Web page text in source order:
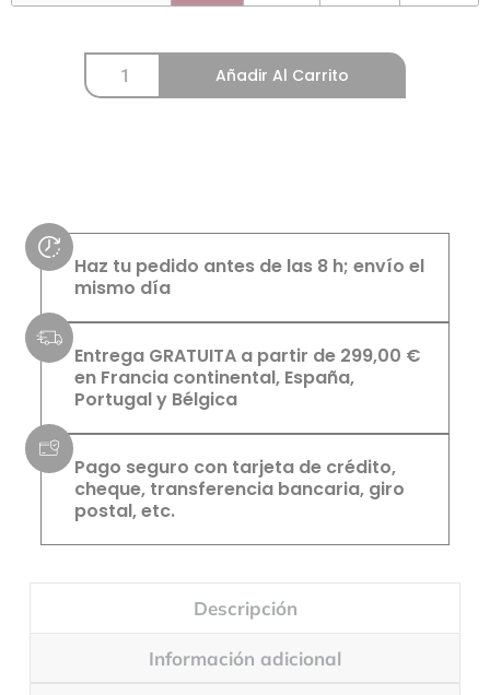
Añadir Al Carrito
Haz tu pedido antes de las 8 h; envío el
mismo día
Entrega GRATUITA a partir de 299,00 €
en Francia continental, España,
Portugal y Bélgica
Pago seguro con tarjeta de crédito,
cheque, transferencia bancaria, giro
postal, etc.
Descripción
Información adicional